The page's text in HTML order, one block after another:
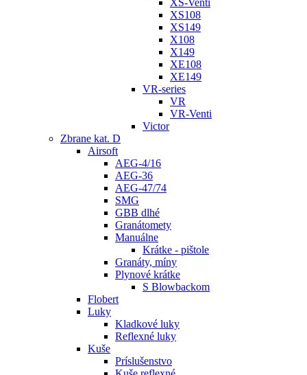
XS108
XS149
X108
X149
XE108
XE149
VR-series
VR
VR-Venti
Victor
Zbrane kat. D
Airsoft
AEG-4/16
AEG-36
AEG-47/74
SMG
GBB dlhé
Granátomety
Manuálne
Krátke - pištole
Granáty, míny
Plynové krátke
S Blowbackom
Flobert
Luky
Kladkové luky
Reflexné luky
Kuše
Príslušenstvo